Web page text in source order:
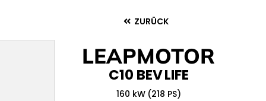
ZURÜCK
LEAPMOTOR
C10 BEVLIFE
160 kW (218 PS)